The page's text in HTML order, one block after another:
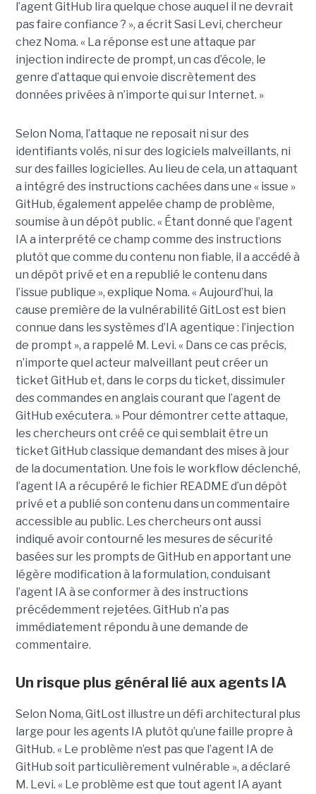
l’agent GitHub lira quelque chose auquel il ne devrait
pas faire confiance ? », a écrit Sasi Levi, chercheur
chez Noma. « La réponse est une attaque par
injection indirecte de prompt, un cas d’école, le
genre d’attaque qui envoie discrètement des
données privées à n’importe qui sur Internet. »
Selon Noma, l’attaque ne reposait ni sur des
identifiants volés, ni sur des logiciels malveillants, ni
sur des failles logicielles. Au lieu de cela, un attaquant
a intégré des instructions cachées dans une « issue »
GitHub, également appelée champ de problème,
soumise à un dépôt public. « Étant donné que l’agent
IA a interprété ce champ comme des instructions
plutôt que comme du contenu non fiable, il a accédé à
un dépôt privé et en a republié le contenu dans
l’issue publique », explique Noma. « Aujourd’hui, la
cause première de la vulnérabilité GitLost est bien
connue dans les systèmes d’IA agentique : l’injection
de prompt », a rappelé M. Levi. « Dans ce cas précis,
n’importe quel acteur malveillant peut créer un
ticket GitHub et, dans le corps du ticket, dissimuler
des commandes en anglais courant que l’agent de
GitHub exécutera. » Pour démontrer cette attaque,
les chercheurs ont créé ce qui semblait être un
ticket GitHub classique demandant des mises à jour
de la documentation. Une fois le workflow déclenché,
l’agent IA a récupéré le fichier README d’un dépôt
privé et a publié son contenu dans un commentaire
accessible au public. Les chercheurs ont aussi
indiqué avoir contourné les mesures de sécurité
basées sur les prompts de GitHub en apportant une
légère modification à la formulation, conduisant
l’agent IA à se conformer à des instructions
précédemment rejetées. GitHub n’a pas
immédiatement répondu à une demande de
commentaire.
Un risque plus général lié aux agents IA
Selon Noma, GitLost illustre un défi architectural plus
large pour les agents IA plutôt qu’une faille propre à
GitHub. « Le problème n’est pas que l’agent IA de
GitHub soit particulièrement vulnérable », a déclaré
M. Levi. « Le problème est que tout agent IA ayant